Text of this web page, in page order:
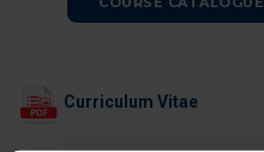
Curriculum Vitae